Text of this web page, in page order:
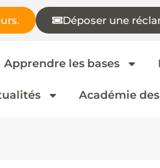
Déposer une
Apprendre les bases
Académie